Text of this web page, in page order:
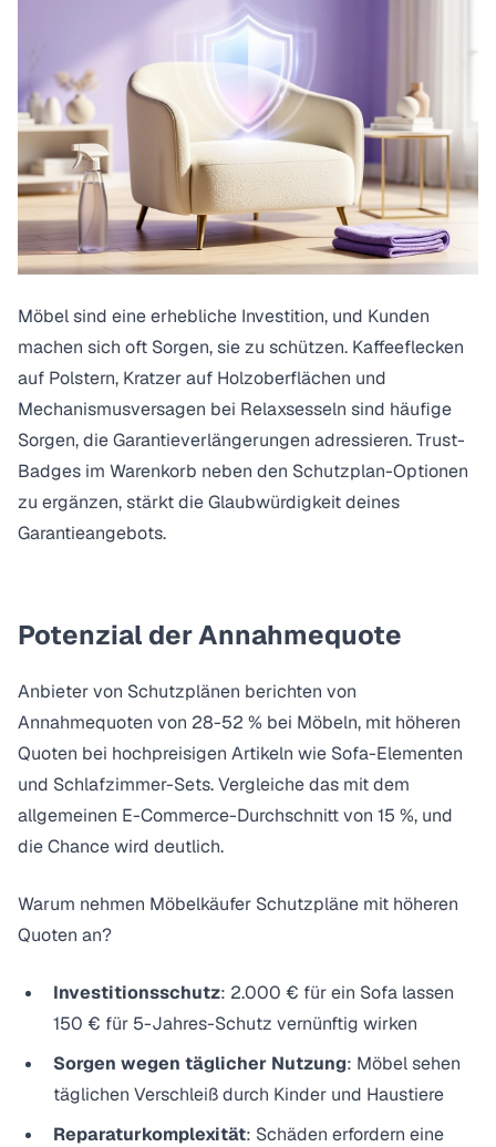
Möbel sind eine erhebliche Investition, und Kunden
machen sich oft Sorgen, sie zu schützen. Kaffeeflecken
auf Polstern, Kratzer auf Holzoberflächen und
Mechanismusversagen bei Relaxsesseln sind häufige
Sorgen, die Garantieverlängerungen adressieren.Trust-
Badges im Warenkorb neben den Schutzplan-Optionen
zu ergänzen, stärkt die Glaubwürdigkeit deines
Garantieangebots.
Potenzial der Annahmequote
Anbieter von Schutzplänen berichten von
Annahmequoten von 28-52 % bei Möbeln, mit höheren
Quoten bei hochpreisigen Artikeln wie Sofa-Elementen
und Schlafzimmer-Sets. Vergleiche das mit dem
allgemeinen E-Commerce-Durchschnitt von 15 %, und
die Chance wird deutlich.
Warum nehmen Möbelkäufer Schutzpläne mit höheren
Quoten an?
Investitionsschutz: 2.000 € für ein Sofa lassen
150 € für 5-Jahres-Schutz vernünftig wirken
Sorgen wegen täglicher Nutzung: Möbel sehen
täglichen Verschleiß durch Kinder und Haustiere
Reparaturkomplexität: Schäden erfordern eine